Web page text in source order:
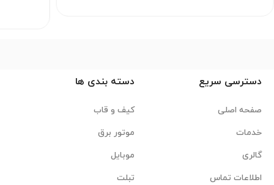
دسترسی سریع
صفحه اصلی
خدمات
گالری
اطلاعات تماس
دسته بندی ها
کیف و قاب
موتور برق
موبایل
تبلت